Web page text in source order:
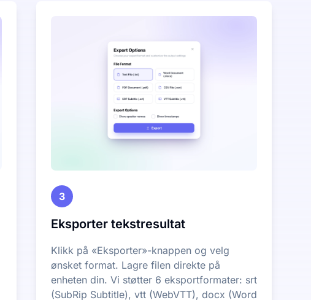
3
Eksporter tekstresultat
Klikk på «Eksporter»-knappen og velg
ønsket format. Lagre filen direkte på
enheten din. Vi støtter 6 eksportformater: srt
(SubRip Subtitle), vtt (WebVTT), docx (Word